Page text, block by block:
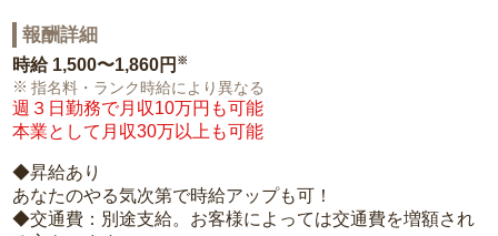
報酬詳細
時給 1,500〜1,860円 ※
指名料・ランク時給により異なる
週３日勤務で月収10万円も可能
本業として月収30万以上も可能
◆昇給あり
あなたのやる気次第で時給アップも可！
◆交通費：別途支給。お客様によっては交通費を増額され